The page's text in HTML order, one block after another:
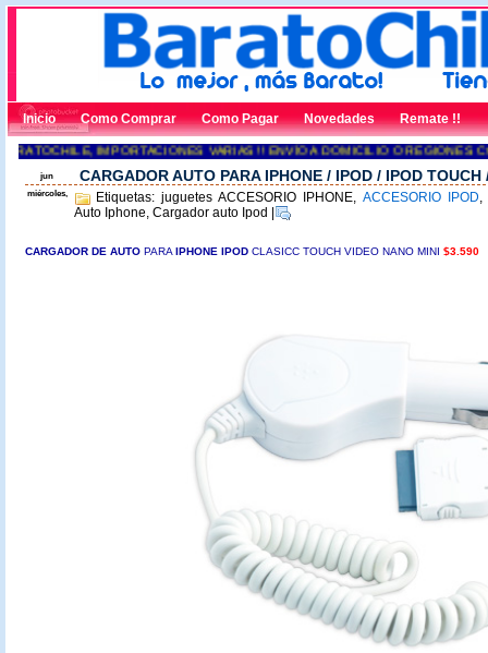
Inicio Como Comprar Como Pagar Novedades Remate !!
IMPORTACIONES VARIAS !! ENVÍO A DOMICILIO O REGIONES
jun
miércoles,
CARGADOR AUTO PARA IPHONE / IPOD / IPOD TOUCH
Etiquetas: juguetes ACCESORIO IPHONE, ACCESORIO IPOD,
Auto Iphone, Cargador auto Ipod
CARGADOR DE AUTO PARA IPHONE IPOD CLASICC TOUCH VIDEO NANO MINI $3.590